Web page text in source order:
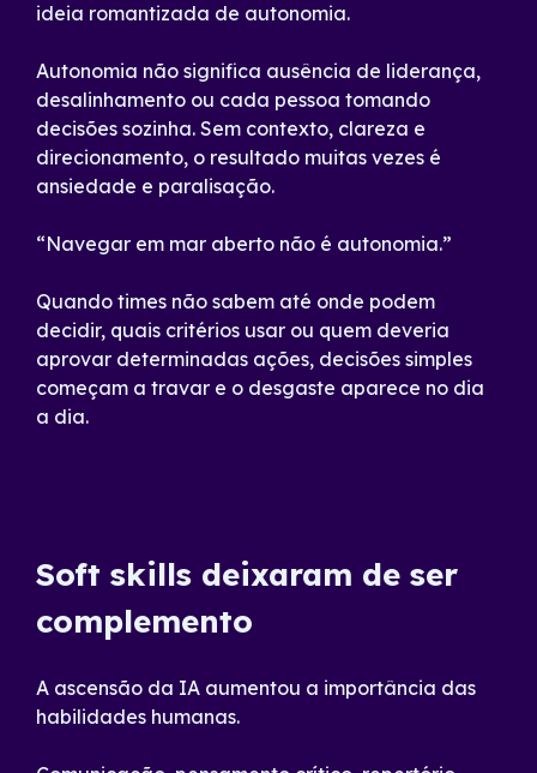
ideia romantizada de autonomia.
Autonomia não significa ausência de liderança,
desalinhamento ou cada pessoa tomando
decisões sozinha. Sem contexto, clareza e
direcionamento, o resultado muitas vezes é
ansiedade e paralisação.
“Navegar em mar aberto não é autonomia.”
Quando times não sabem até onde podem
decidir, quais critérios usar ou quem deveria
aprovar determinadas ações, decisões simples
começam a travar e o desgaste aparece no dia
a dia.
Soft skills deixaram de ser
complemento
A ascensão da IA aumentou a importância das
habilidades humanas.